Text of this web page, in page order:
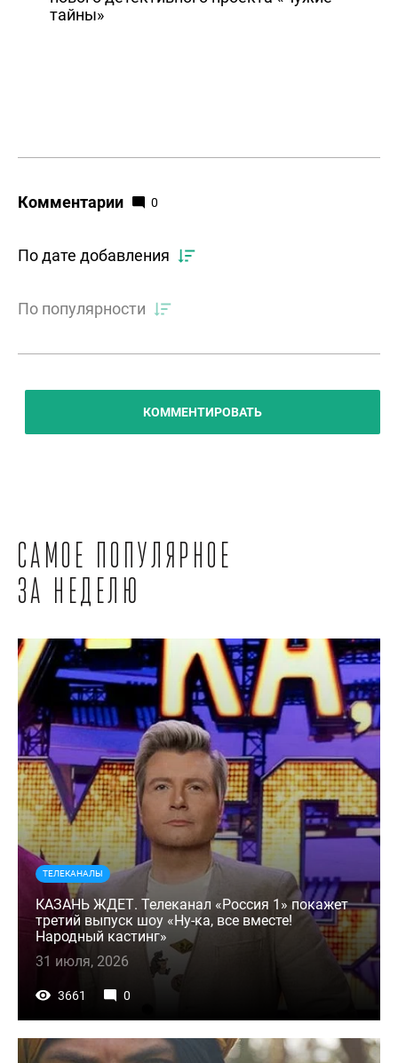
тайны»
Комментарии 0
По дате добавления
По популярности
КОММЕНТИРОВАТЬ
Самое популярное
за неделю
ТЕЛЕКАНАЛЫ
КАЗАНЬ ЖДЕТ. Телеканал «Россия 1» покажет
третий выпуск шоу «Ну-ка, все вместе!
Народный кастинг»
31 июля, 2026
3661 0